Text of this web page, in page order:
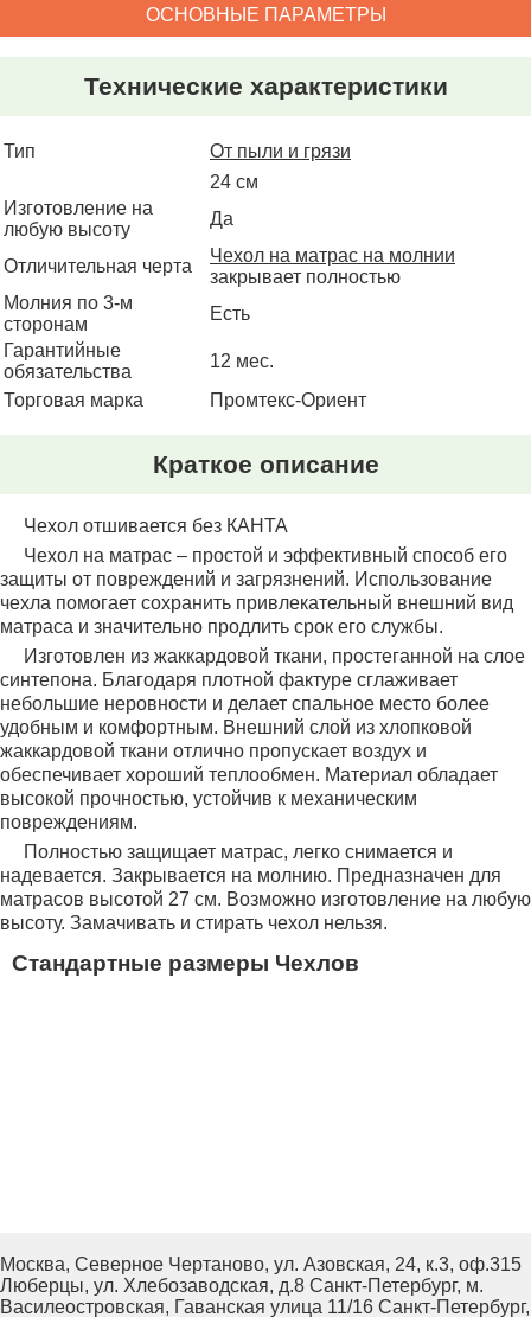
ОСНОВНЫЕ ПАРАМЕТРЫ
Технические характеристики
Тип
От пыли и грязи
24 см
Изготовление на
любую высоту
Да
Отличительная черта
Чехол на матрас на молнии
закрывает полностью
Молния по 3-м
сторонам
Есть
Гарантийные
обязательства
12 мес.
Торговая марка
Промтекс-Ориент
Краткое описание
Чехол отшивается без КАНТА
Чехол на матрас – простой и эффективный способ его
защиты от повреждений и загрязнений. Использование
чехла помогает сохранить привлекательный внешний вид
матраса и значительно продлить срок его службы.
Изготовлен из жаккардовой ткани, простеганной на слое
синтепона. Благодаря плотной фактуре сглаживает
небольшие неровности и делает спальное место более
удобным и комфортным. Внешний слой из хлопковой
жаккардовой ткани отлично пропускает воздух и
обеспечивает хороший теплообмен. Материал обладает
высокой прочностью, устойчив к механическим
повреждениям.
Полностью защищает матрас, легко снимается и
надевается. Закрывается на молнию. Предназначен для
матрасов высотой 27 см. Возможно изготовление на любую
высоту. Замачивать и стирать чехол нельзя.
Стандартные размеры Чехлов
Москва, Северное Чертаново, ул. Азовская, 24, к.3, оф.315
Люберцы, ул. Хлебозаводская, д.8 Санкт-Петербург, м.
Василеостровская, Гаванская улица 11/16 Санкт-Петербург,